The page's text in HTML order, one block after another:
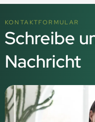
KONTAKTFORMULAR
Schreibe
Nachricht